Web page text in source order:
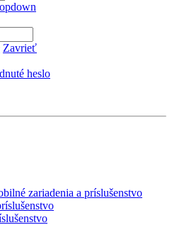
Zavrieť
heslo
zariadenia a príslušenstvo